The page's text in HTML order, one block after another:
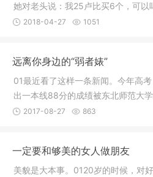
她对老头说：我25卢比买6个，可以
道：回来
2018-04-27 1051
远离你身边的“弱者婊”
01最近看了这样一条新闻。今年高
出一本线88分的成绩被东北师范大
梦寐以求
2017-08-27 863
一定要和够美的女人做朋友
美貌是大本事。0120岁的时候，对